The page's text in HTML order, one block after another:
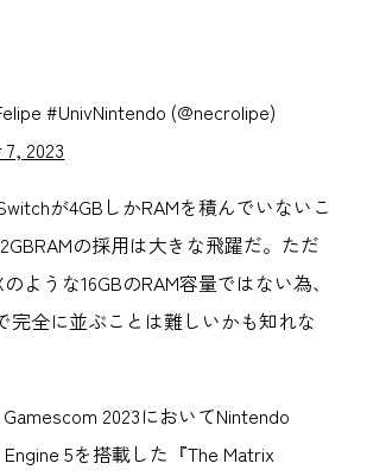
#UnivNintendo (@necrolipe)
2023
が4GBしかRAMを積んでいないこ
の採用は大きな飛躍だ。ただ
ような16GBのRAM容量ではない為、
完全に並ぶことは難しいかも知れな
2023においてNintendo
5を搭載した『The Matrix